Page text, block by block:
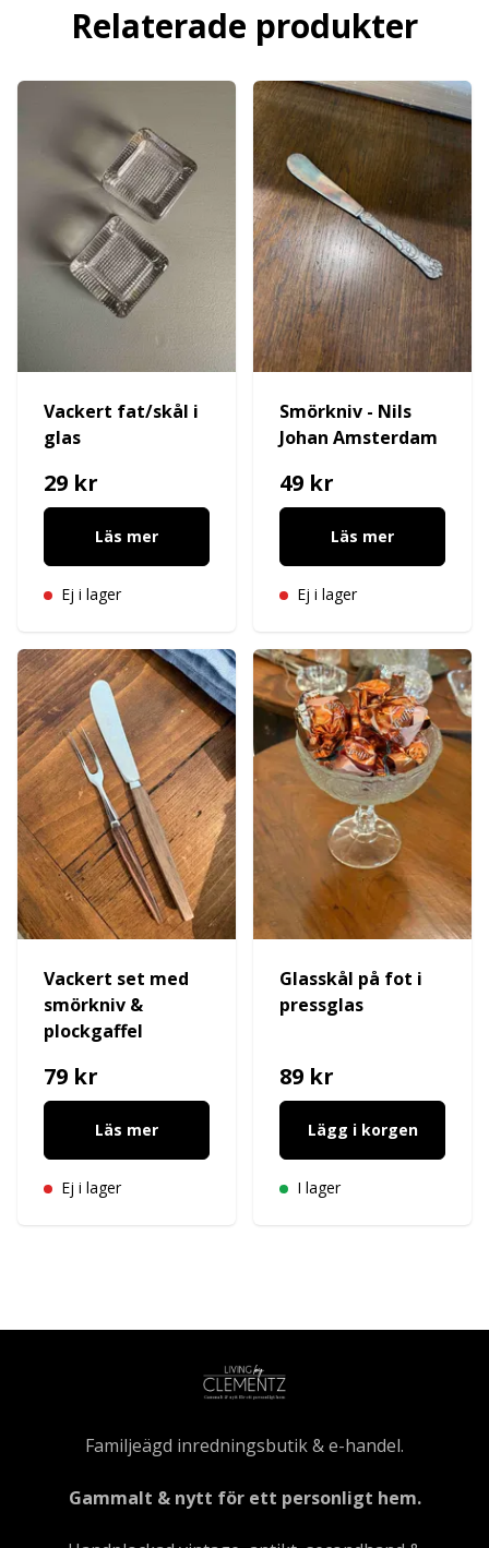
Relaterade produkter
Vackert fat/skål i
glas
29 kr
Läs mer
Ej i lager
Smörkniv - Nils
Johan Amsterdam
49 kr
Läs mer
Ej i lager
Vackert set med
smörkniv &
plockgaffel
79 kr
Läs mer
Ej i lager
Glasskål på fot i
pressglas
89 kr
Lägg i korgen
I lager
Familjeägd inredningsbutik & e-handel.
Gammalt & nytt för ett personligt hem.